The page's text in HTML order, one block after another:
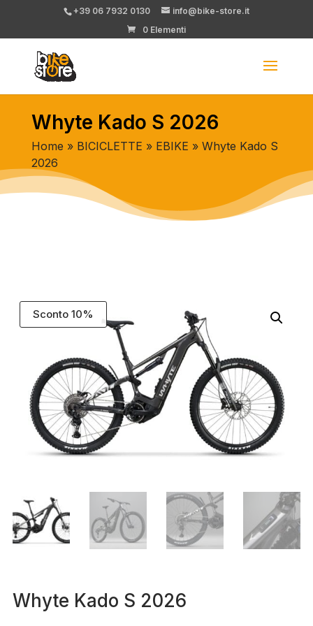
+39 06 7932 0130
info@bike-store.it
0 Elementi
Whyte Kado S 2026
Home » BICICLETTE » EBIKE » Whyte Kado S
2026
Sconto 10%
Whyte Kado S 2026